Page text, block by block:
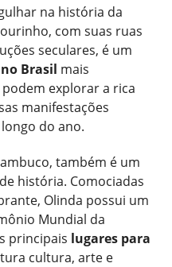
na história da
com suas ruas
seculares, é um
Brasil mais
explorar a rica
manifestações
do ano.
também é um
história. Comociadas
Olinda possui um
Mundial da
principais lugares para
cultura, arte e